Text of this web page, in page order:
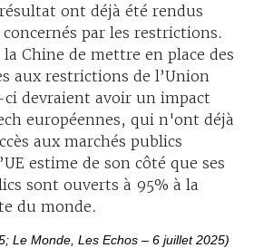
ont déjà été rendus
par les restrictions.
Chine de mettre en place des
aux restrictions de l’Union
devraient avoir un impact
européennes, qui n'ont déjà
aux marchés publics
estime de son côté que ses
sont ouverts à 95% à la
du monde.
Le Monde, Les Echos – 6 juillet 2025)